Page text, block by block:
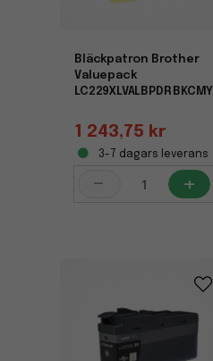
Bläckpatron Brother
Valuepack
LC229XLVALBPDR BKCMY
1 243,75 kr
3-7 dagars leverans
- +